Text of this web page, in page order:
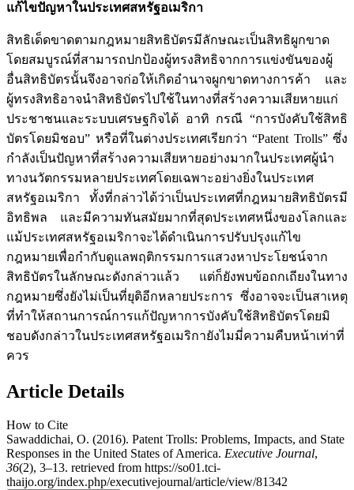
แก้ไขปัญหาในประเทศสหรัฐอเมริกา
สิทธิเด็ดขาดตามกฎหมายสิทธิบัตรมีลักษณะเป็นสิทธิผูกขาด
โดยสมบูรณ์ที่สามารถปกป้องผู้ทรงสิทธิจากการแข่งขันของผู้
อื่นสิทธิบัตรนั้นจึงอาจก่อให้เกิดอำนาจผูกขาดทางการค้า และ
ผู้ทรงสิทธิอาจนำสิทธิบัตรไปใช้ในทางที่สร้างความเสียหายแก่
ประชาชนและระบบเศรษฐกิจได้ อาทิ กรณี “การบังคับใช้สิทธิ
บัตรโดยมิชอบ” หรือที่ในต่างประเทศเรียกว่า “Patent Trolls” ซึ่ง
กำลังเป็นปัญหาที่สร้างความเสียหายอย่างมากในประเทศผู้นำ
ทางนวัตกรรมหลายประเทศโดยเฉพาะอย่างยิ่งในประเทศ
สหรัฐอเมริกา ทั้งที่กล่าวได้ว่าเป็นประเทศที่กฎหมายสิทธิบัตรมี
อิทธิพล และมีความทันสมัยมากที่สุดประเทศหนึ่งของโลกและ
แม้ประเทศสหรัฐอเมริกาจะได้ดำเนินการปรับปรุงแก้ไข
กฎหมายเพื่อกำกับดูแลพฤติกรรมการแสวงหาประโยชน์จาก
สิทธิบัตรในลักษณะดังกล่าวแล้ว แต่ก็ยังพบข้อถกเถียงในทาง
กฎหมายซึ่งยังไม่เป็นที่ยุติอีกหลายประการ ซึ่งอาจจะเป็นสาเหตุ
ที่ทำให้สถานการณ์การแก้ปัญหาการบังคับใช้สิทธิบัตรโดยมิ
ชอบดังกล่าวในประเทศสหรัฐอเมริกายังไมมี่ความคืบหน้าเท่าที่
ควร
Article Details
How to Cite
Sawaddichai, O. (2016). Patent Trolls: Problems, Impacts, and State
Responses in the United States of America. Executive Journal,
36(2), 3–13. retrieved from https://so01.tci-
thaijo.org/index.php/executivejournal/article/view/81342